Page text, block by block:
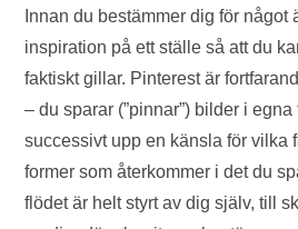
Innan du bestämmer dig för något
inspiration på ett ställe så att du
faktiskt gillar. Pinterest är
– du sparar (”pinnar”) bilder i
successivt upp en känsla för vilka
former som återkommer i det du
flödet är helt styrt av dig själv, till